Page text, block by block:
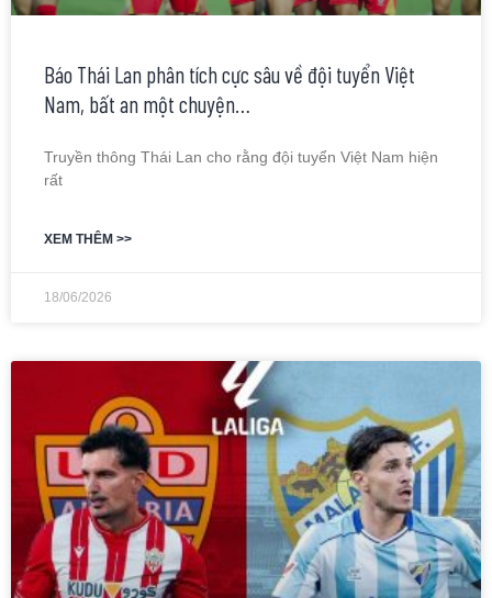
Báo Thái Lan phân tích cực sâu về đội tuyển Việt
Nam, bất an một chuyện…
Truyền thông Thái Lan cho rằng đội tuyển Việt Nam hiện
rất
XEM THÊM >>
18/06/2026